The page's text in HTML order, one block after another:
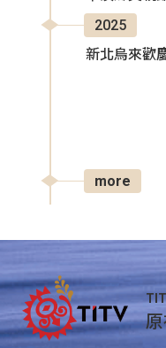
2025
新北烏來歡
more